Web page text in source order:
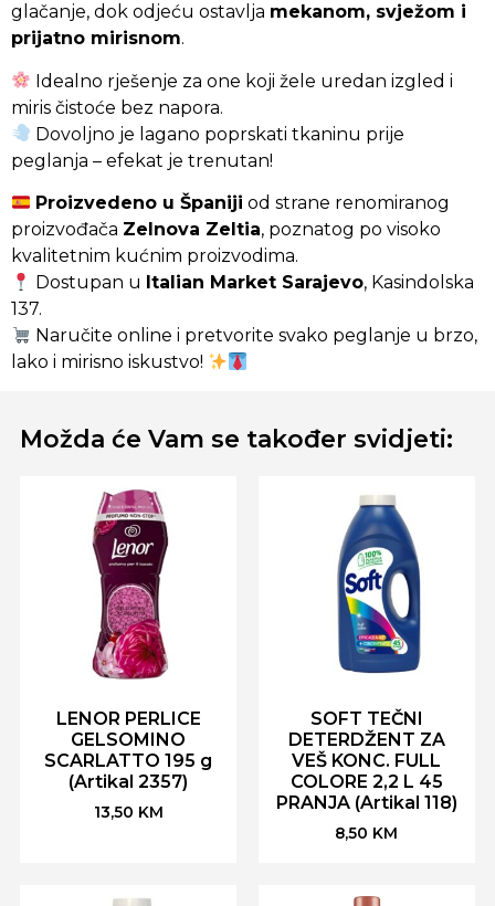
glačanje, dok odjeću ostavlja mekanom, svježom i
prijatno mirisnom.
Idealno rješenje za one koji žele uredan izgled i
miris čistoće bez napora.
Dovoljno je lagano poprskati tkaninu prije
peglanja – efekat je trenutan!
Proizvedeno u Španiji od strane renomiranog
proizvođača Zelnova Zeltia, poznatog po visoko
kvalitetnim kućnim proizvodima.
Dostupan u Italian Market Sarajevo, Kasindolska
137.
Naručite online i pretvorite svako peglanje u brzo,
lako i mirisno iskustvo!
Možda će Vam se također svidjeti:
LENOR PERLICE
GELSOMINO
SCARLATTO 195 g
(Artikal 2357)
13,50 KM
SOFT TEČNI
DETERDŽENT ZA
VEŠ KONC. FULL
COLORE 2,2 L 45
PRANJA (Artikal 118)
8,50 KM